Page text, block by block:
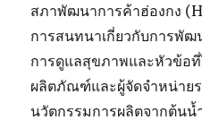
สภาพัฒนาการค้าฮ่องกง
การสนทนาเกี่ยวกับการพั
การดูแลสุขภาพและหัวข้อ
ผลิตภัณฑ์และผู้จัดจำหน่าย
นวัตกรรมการผลิตจากต้นน้